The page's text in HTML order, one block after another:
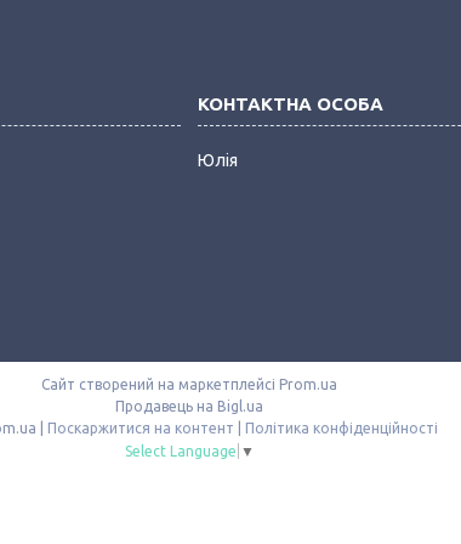
Юлія
Сайт створений на маркетплейсі Prom.ua
Продавець на Bigl.ua
Поскаржитися на контент
Політика конфіденційності
Select Language ▼